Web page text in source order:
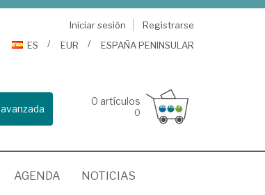
Iniciar sesión
Registrarse
ES
EUR ESPAÑA PENINSULAR
0 artículos
0
AGENDA NOTICIAS